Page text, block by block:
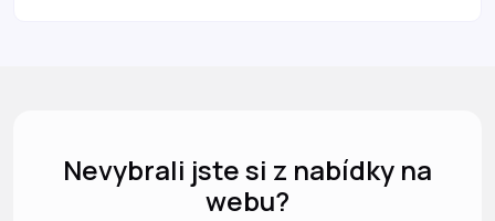
Nevybrali jste si z nabídky na
webu?